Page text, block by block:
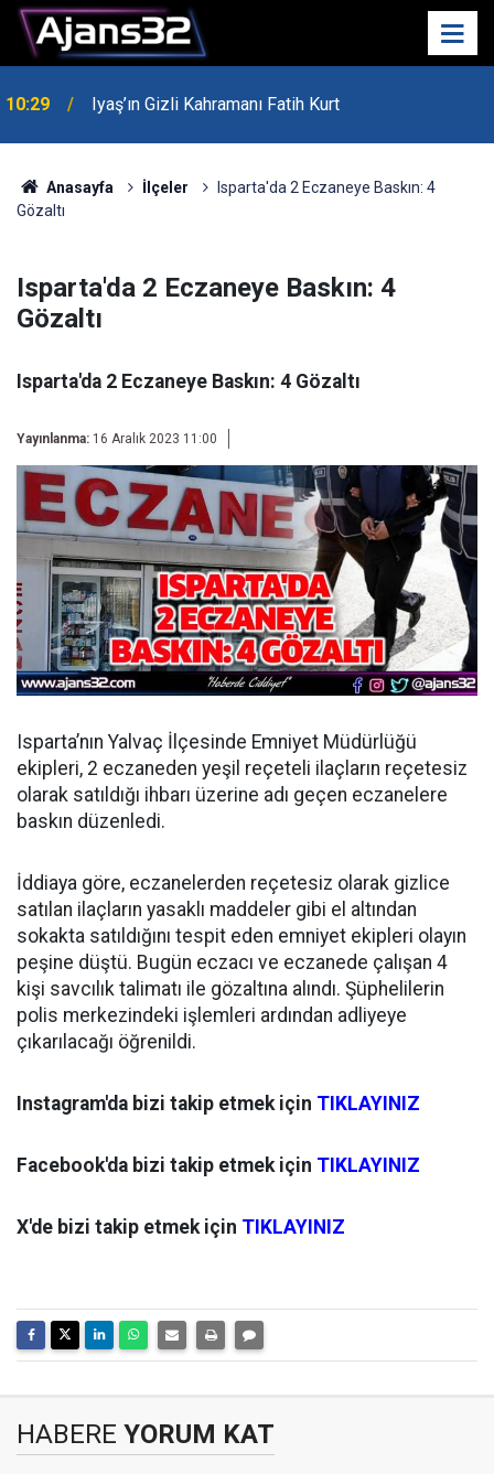
10:29 Iyaş’ın Gizli Kahramanı Fatih Kurt
00:52 Isparta'da Asker Eğlencesinde Kavga Çıktı
Anasayfa İlçeler
Isparta'da 2 Eczaneye Baskın: 4
Gözaltı
Isparta'da 2 Eczaneye Baskın: 4
Gözaltı
Isparta'da 2 Eczaneye Baskın: 4 Gözaltı
Yayınlanma: 16 Aralık 2023 11:00
Isparta’nın Yalvaç İlçesinde Emniyet Müdürlüğü
ekipleri, 2 eczaneden yeşil reçeteli ilaçların reçetesiz
olarak satıldığı ihbarı üzerine adı geçen eczanelere
baskın düzenledi.
İddiaya göre, eczanelerden reçetesiz olarak gizlice
satılan ilaçların yasaklı maddeler gibi el altından
sokakta satıldığını tespit eden emniyet ekipleri olayın
peşine düştü. Bugün eczacı ve eczanede çalışan 4
kişi savcılık talimatı ile gözaltına alındı. Şüphelilerin
polis merkezindeki işlemleri ardından adliyeye
çıkarılacağı öğrenildi.
Instagram'da bizi takip etmek için TIKLAYINIZ
Facebook'da bizi takip etmek için TIKLAYINIZ
X'de bizi takip etmek için TIKLAYINIZ
HABERE YORUM KAT